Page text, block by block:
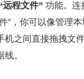
远程文件” 功能。连
”，你可以像管理
机之间直接拖拽文
。